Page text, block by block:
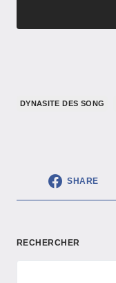
DYNASITE DES SONG
SHARE
RECHERCHER